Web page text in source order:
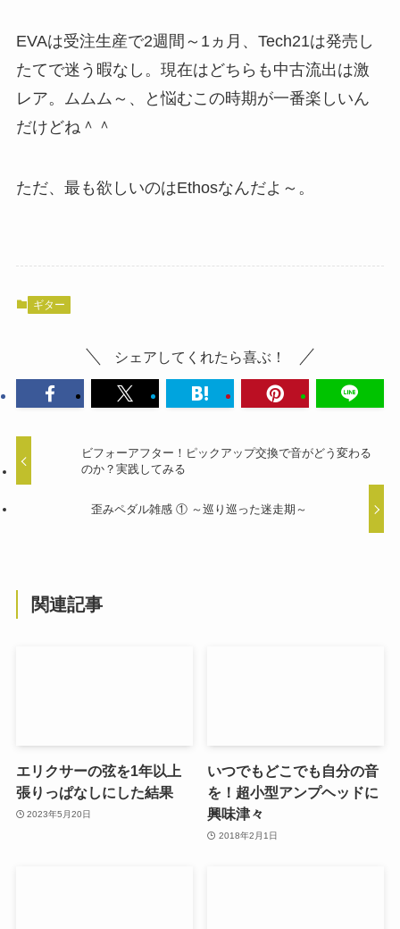
EVAは受注生産で2週間～1ヵ月、Tech21は発売し
たてで迷う暇なし。現在はどちらも中古流出は激
レア。ムムム～、と悩むこの時期が一番楽しいん
だけどね＾＾
ただ、最も欲しいのはEthosなんだよ～。
ギター
シェアしてくれたら喜ぶ！
ビフォーアフター！ピックアップ交換で音がどう変わる
のか？実践してみる
歪みペダル雑感 ① ～巡り巡った迷走期～
関連記事
エリクサーの弦を1年以上
張りっぱなしにした結果
2023年5月20日
いつでもどこでも自分の音
を！超小型アンプヘッドに
興味津々
2018年2月1日